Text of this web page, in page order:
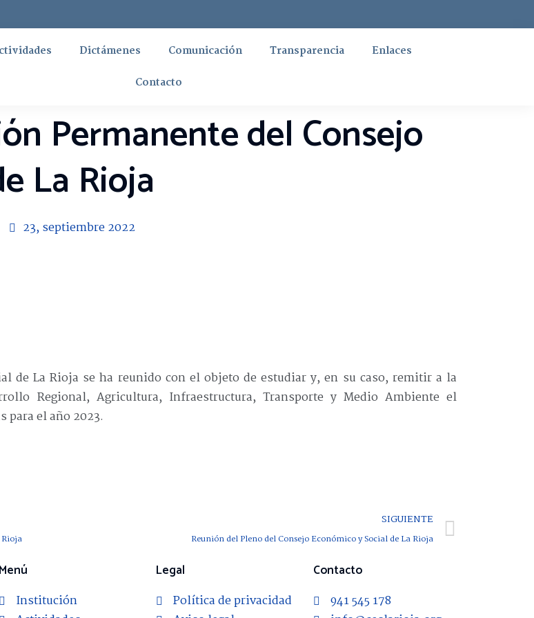
Dictámenes Comunicación Transparencia
Enlaces
Contacto
Permanente del Consejo
La Rioja
23, septiembre 2022
de La Rioja se ha reunido con el objeto de estudiar y, en su caso, remitir a la
Regional, Agricultura, Infraestructura, Transporte y Medio Ambiente el
para el año 2023.
SIGUIENTE
Reunión del Pleno del Consejo Económico y Social de La Rioja
Menú
Institución
Legal
Política de privacidad
Contacto
941 545 178